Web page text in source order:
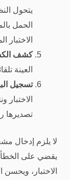
يتحول
الحمل
الاختبار
كشف
العينة
تسجيل
الاختبار
تصديرها
يقضي على الخطأ
الاختبار،